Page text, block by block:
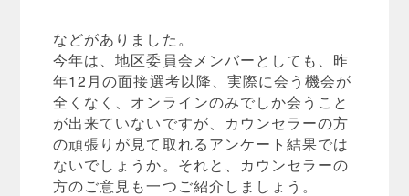
などがありました。
今年は、地区委員会メンバーとしても、昨
年12月の面接選考以降、実際に会う機会が
全くなく、オンラインのみでしか会うこと
が出来ていないですが、カウンセラーの方
の頑張りが見て取れるアンケート結果では
ないでしょうか。それと、カウンセラーの
方のご意見も一つご紹介しましょう。